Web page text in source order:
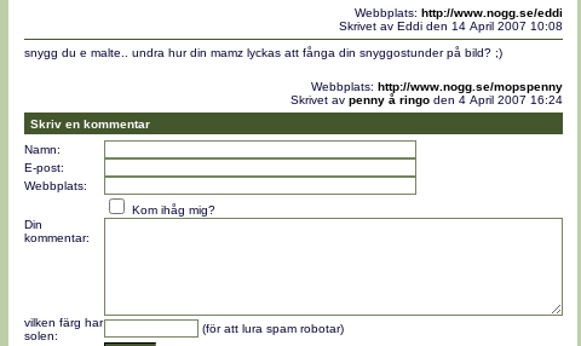
Webbplats: http://www.nogg.se/eddi
Skrivet av Eddi den 14 April 2007 10:08
snygg du e malte.. undra hur din mamz lyckas att fånga din snyggostunder på bild? ;)
Webbplats: http://www.nogg.se/mopspenny
Skrivet av penny å ringoden 4 April 2007 16:24
Skriv en kommentar
Namn:
E-post:
Webbplats:
Kom ihåg mig?
Din
kommentar:
vilken färg har
solen:
(för att lura spam robotar)